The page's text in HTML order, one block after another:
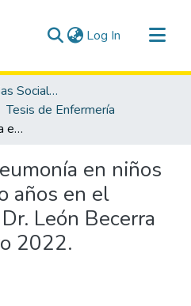
Log In (current)
Facultad de Ciencias Sociales y de la Salud
Tesis de Enfermería
Prevalencia de neumonía en niños menores de cinco años en el hospital general Dr. León Becerra Camacho, Milagro 2022.
en niños
años en el
León Becerra
2022.